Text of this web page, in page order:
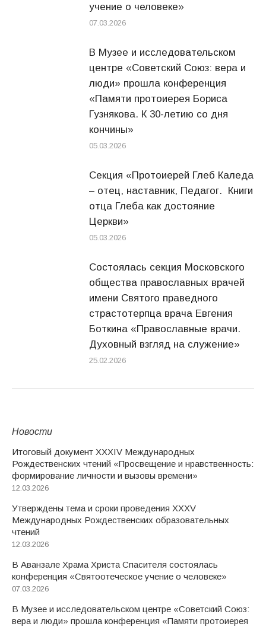
учение о человеке»
07.03.2026
В Музее и исследовательском
центре «Советский Союз: вера и
люди» прошла конференция
«Памяти протоиерея Бориса
Гузнякова. К 30-летию со дня
кончины»
05.03.2026
Секция «Протоиерей Глеб Каледа
– отец, наставник, Педагог. Книги
отца Глеба как достояние
Церкви»
05.03.2026
Состоялась секция Московского
общества православных врачей
имени Святого праведного
страстотерпца врача Евгения
Боткина «Православные врачи.
Духовный взгляд на служение»
25.02.2026
Новости
Итоговый документ XXХIV Международных
Рождественских чтений «Просвещение и нравственность:
формирование личности и вызовы времени»
12.03.2026
Утверждены тема и сроки проведения XXXV
Международных Рождественских образовательных
чтений
12.03.2026
В Аванзале Храма Христа Спасителя состоялась
конференция «Святоотеческое учение о человеке»
07.03.2026
В Музее и исследовательском центре «Советский Союз:
вера и люди» прошла конференция «Памяти протоиерея